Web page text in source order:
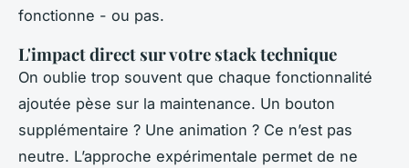
fonctionne - ou pas.
L'impact direct sur votre stack technique
On oublie trop souvent que chaque fonctionnalité
ajoutée pèse sur la maintenance. Un bouton
supplémentaire ? Une animation ? Ce n’est pas
neutre. L’approche expérimentale permet de ne